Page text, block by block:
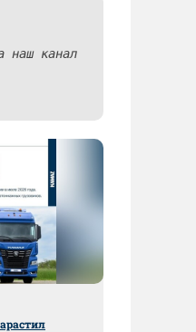
наш канал